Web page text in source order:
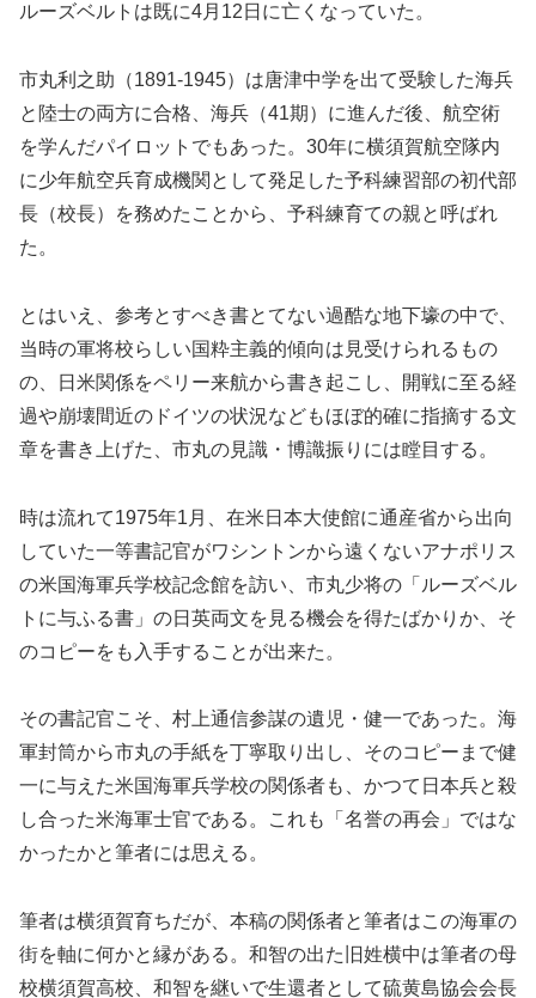
ルーズベルトは既に4月12日に亡くなっていた。
市丸利之助（1891-1945）は唐津中学を出て受験した海兵
と陸士の両方に合格、海兵（41期）に進んだ後、航空術
を学んだパイロットでもあった。30年に横須賀航空隊内
に少年航空兵育成機関として発足した予科練習部の初代部
長（校長）を務めたことから、予科練育ての親と呼ばれ
た。
とはいえ、参考とすべき書とてない過酷な地下壕の中で、
当時の軍将校らしい国粋主義的傾向は見受けられるもの
の、日米関係をペリー来航から書き起こし、開戦に至る経
過や崩壊間近のドイツの状況などもほぼ的確に指摘する文
章を書き上げた、市丸の見識・博識振りには瞠目する。
時は流れて1975年1月、在米日本大使館に通産省から出向
していた一等書記官がワシントンから遠くないアナポリス
の米国海軍兵学校記念館を訪い、市丸少将の「ルーズベル
トに与ふる書」の日英両文を見る機会を得たばかりか、そ
のコピーをも入手することが出来た。
その書記官こそ、村上通信参謀の遺児・健一であった。海
軍封筒から市丸の手紙を丁寧取り出し、そのコピーまで健
一に与えた米国海軍兵学校の関係者も、かつて日本兵と殺
し合った米海軍士官である。これも「名誉の再会」ではな
かったかと筆者には思える。
筆者は横須賀育ちだが、本稿の関係者と筆者はこの海軍の
街を軸に何かと縁がある。和智の出た旧姓横中は筆者の母
校横須賀高校、和智を継いで生還者として硫黄島協会会長